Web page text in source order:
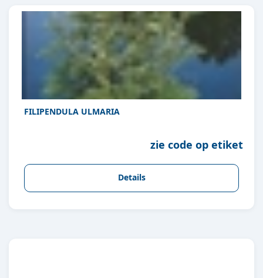
FILIPENDULA ULMARIA
zie code op etiket
Details